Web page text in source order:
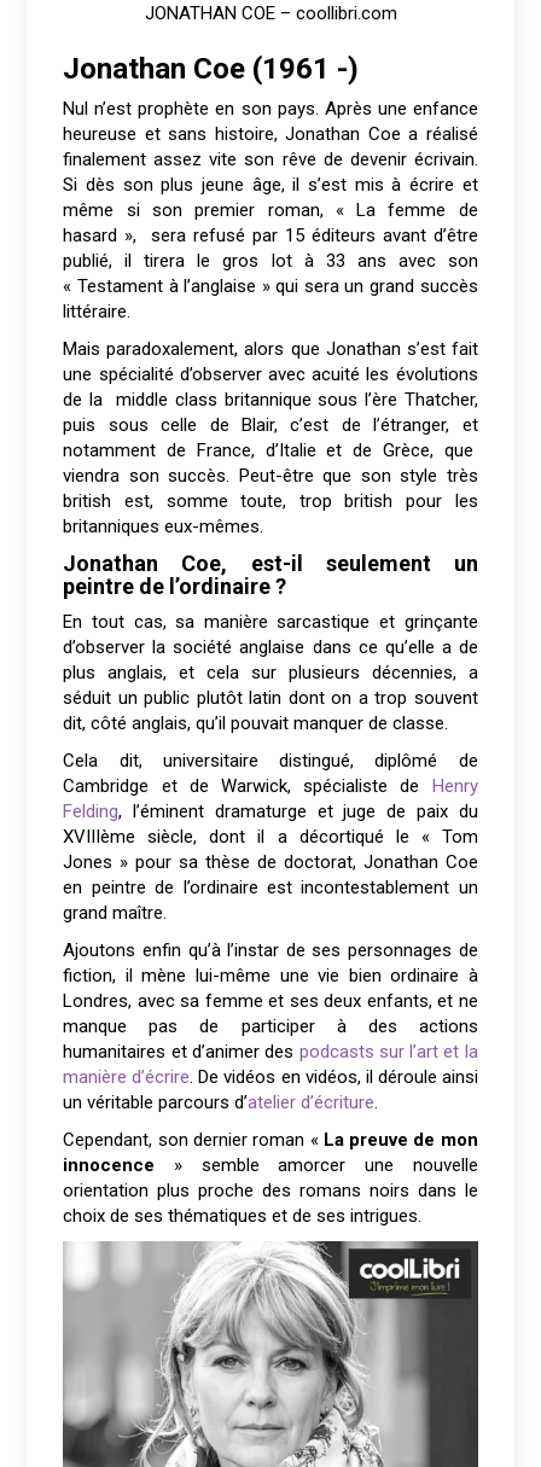
JONATHAN COE – coollibri.com
Jonathan Coe (1961 -)
Nul n’est prophète en son pays. Après une enfance
heureuse et sans histoire, Jonathan Coe a réalisé
finalement assez vite son rêve de devenir écrivain.
Si dès son plus jeune âge, il s’est mis à écrire et
même si son premier roman, « La femme de
hasard », sera refusé par 15 éditeurs avant d’être
publié, il tirera le gros lot à 33 ans avec son
« Testament à l’anglaise » qui sera un grand succès
littéraire.
Mais paradoxalement, alors que Jonathan s’est fait
une spécialité d’observer avec acuité les évolutions
de la middle class britannique sous l’ère Thatcher,
puis sous celle de Blair, c’est de l’étranger, et
notamment de France, d’Italie et de Grèce, que
viendra son succès. Peut-être que son style très
british est, somme toute, trop british pour les
britanniques eux-mêmes.
Jonathan Coe, est-il seulement un
peintre de l’ordinaire ?
En tout cas, sa manière sarcastique et grinçante
d’observer la société anglaise dans ce qu’elle a de
plus anglais, et cela sur plusieurs décennies, a
séduit un public plutôt latin dont on a trop souvent
dit, côté anglais, qu’il pouvait manquer de classe.
Cela dit, universitaire distingué, diplômé de
Cambridge et de Warwick, spécialiste de Henry
Felding, l’éminent dramaturge et juge de paix du
XVIIIème siècle, dont il a décortiqué le « Tom
Jones » pour sa thèse de doctorat, Jonathan Coe
en peintre de l’ordinaire est incontestablement un
grand maître.
Ajoutons enfin qu’à l’instar de ses personnages de
fiction, il mène lui-même une vie bien ordinaire à
Londres, avec sa femme et ses deux enfants, et ne
manque pas de participer à des actions
humanitaires et d’animer des podcasts sur l’art et la
manière d’écrire. De vidéos en vidéos, il déroule ainsi
un véritable parcours d’atelier d’écriture.
Cependant, son dernier roman « La preuve de mon
innocence » semble amorcer une nouvelle
orientation plus proche des romans noirs dans le
choix de ses thématiques et de ses intrigues.